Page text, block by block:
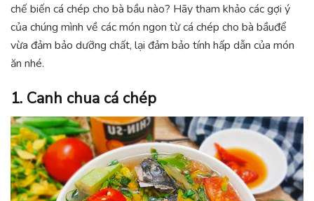
chế biến cá chép cho bà bầu nào? Hãy tham khảo các gợi ý
của chúng mình về các món ngon từ cá chép cho bà bầuđể
vừa đảm bảo dưỡng chất, lại đảm bảo tính hấp dẫn của món
ăn nhé.
1. Canh chua cá chép